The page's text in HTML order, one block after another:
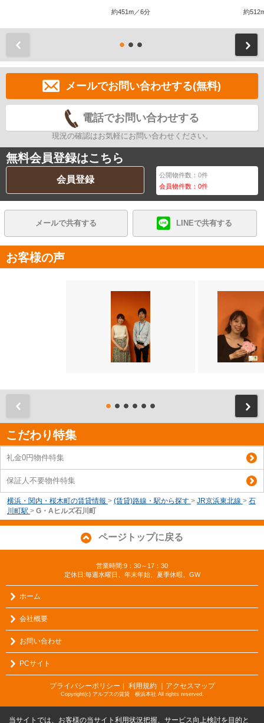
約451m／6分 約
メールでお問い合わせする(無料)
電話でお問い合わせする
現況の確認はお気軽にお問い合わせください。
無料会員登録はこちら
会員登録 公開物件数：0件
会員物件数：0件
メールで共有する LINEで共有する
お客様の声
こだわり特集
礼金0円物件特集
保証人不要物件特集
横浜・関内・桜木町の賃貸情報 > (賃貸)路線・駅から探す > JR京浜東北線 > 石
川町駅 > G・Aヒルズ石川町
ページトップに戻る
営業時間:9：30～17：30
定休日:毎週水曜日、年末年始、夏季休暇、GW
ホーム
会社概要
お問い合わせ
PCサイト
プライバシーポリシー 利用規約 ｜アクセスマップ
Copyright(c) アルプスの賃貸 横浜本社 All rights reserved.
当サイトでは、お客様の当サイト利用状況把握、サービス向上検討を目的と